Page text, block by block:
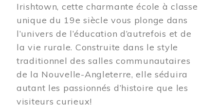
Irishtown, cette charmante école à classe
unique du 19e siècle vous plonge dans
l’univers de l’éducation d’autrefois et de
la vie rurale. Construite dans le style
traditionnel des salles communautaires
de la Nouvelle-Angleterre, elle séduira
autant les passionnés d’histoire que les
visiteurs curieux!